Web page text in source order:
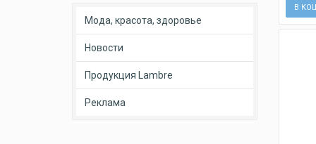
Мода, красота, здоровье
Новости
Продукция Lambre
Реклама
В